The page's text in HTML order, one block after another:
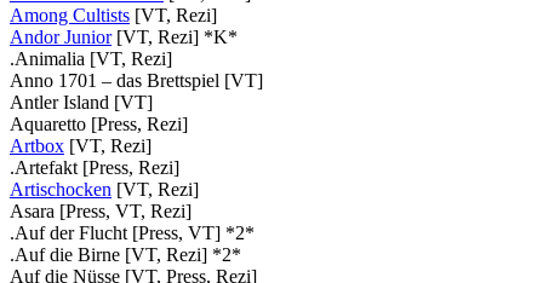
Among Cultists [VT, Rezi]
Andor Junior[VT, Rezi] *K*
.Animalia [VT, Rezi]
Anno 1701 – das Brettspiel [VT]
Antler Island [VT]
Aquaretto [Press, Rezi]
Artbox [VT, Rezi]
.Artefakt [Press, Rezi]
Artischocken [VT, Rezi]
Asara [Press, VT, Rezi]
.Auf der Flucht [Press, VT] *2*
.Auf die Birne [VT, Rezi] *2*
Auf die Nüsse [VT, Press, Rezi]